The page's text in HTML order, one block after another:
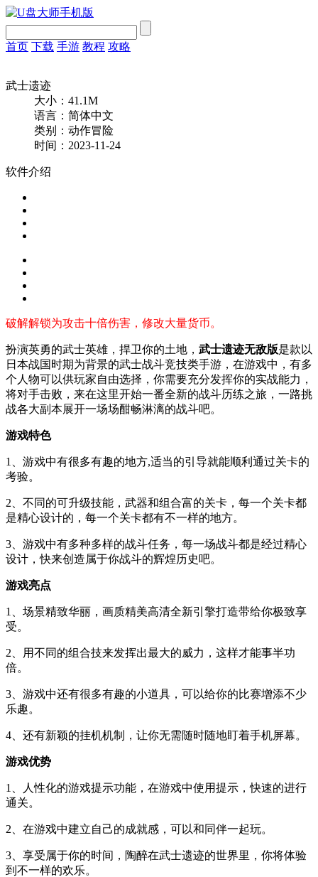
首页 下载 手游 教程 攻略
武士遗迹
大小：41.1M
语言：简体中文
类别：动作冒险
时间：2023-11-24
软件介绍
破解解锁为攻击十倍伤害，修改大量货币。
扮演英勇的武士英雄，捍卫你的土地， 武士遗迹无敌版是款以
日本战国时期为背景的武士战斗竞技类手游，在游戏中，有多
个人物可以供玩家自由选择，你需要充分发挥你的实战能力，
将对手击败，来在这里开始一番全新的战斗历练之旅，一路挑
战各大副本展开一场场酣畅淋漓的战斗吧。
游戏特色
1、游戏中有很多有趣的地方,适当的引导就能顺利通过关卡的
考验。
2、不同的可升级技能，武器和组合富的关卡，每一个关卡都
是精心设计的，每一个关卡都有不一样的地方。
3、游戏中有多种多样的战斗任务，每一场战斗都是经过精心
设计，快来创造属于你战斗的辉煌历史吧。
游戏亮点
1、场景精致华丽，画质精美高清全新引擎打造带给你极致享
受。
2、用不同的组合技来发挥出最大的威力，这样才能事半功
倍。
3、游戏中还有很多有趣的小道具，可以给你的比赛增添不少
乐趣。
4、还有新颖的挂机机制，让你无需随时随地盯着手机屏幕。
游戏优势
1、人性化的游戏提示功能，在游戏中使用提示，快速的进行
通关。
2、在游戏中建立自己的成就感，可以和同伴一起玩。
3、享受属于你的时间，陶醉在武士遗迹的世界里，你将体验
到不一样的欢乐。